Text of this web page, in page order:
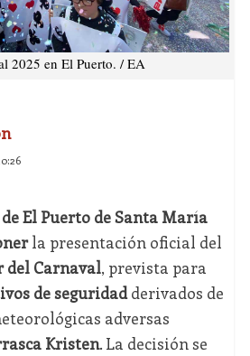
2025 en El Puerto. / EA
El Puerto de Santa María
la presentación oficial del
del Carnaval, prevista para
de seguridadderivados de
adversas
Kristen. La decisión se